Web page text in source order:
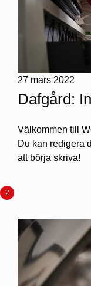
27 mars 2022
Dafgård:
Välkommen till
Du kan redigera
att börja skriva!